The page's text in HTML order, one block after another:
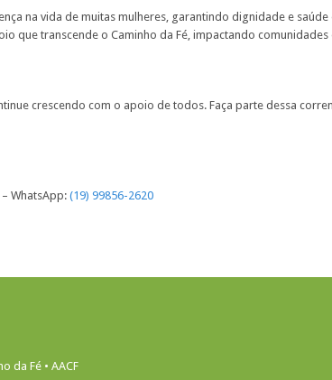
na vida de muitas mulheres, garantindo dignidade e
que transcende o Caminho da Fé, impactando
crescendo com o apoio de todos. Faça parte dessa
WhatsApp: (19) 99856-2620
da Fé • AACF